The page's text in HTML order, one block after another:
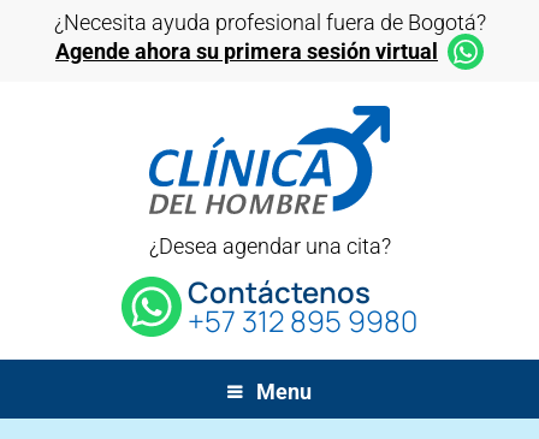
¿Necesita ayuda profesional fuera de Bogotá?
Agende ahora su primera sesión virtual
¿Desea agendar una cita?
Contáctenos
+57 312 895 9980
Menu